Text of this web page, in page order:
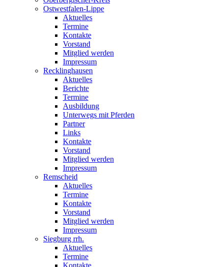
Ostwestfalen-Lippe
Aktuelles
Termine
Kontakte
Vorstand
Mitglied werden
Impressum
Recklinghausen
Aktuelles
Berichte
Termine
Ausbildung
Unterwegs mit Pferden
Partner
Links
Kontakte
Vorstand
Mitglied werden
Impressum
Remscheid
Aktuelles
Termine
Kontakte
Vorstand
Mitglied werden
Impressum
Siegburg rrh.
Aktuelles
Termine
Kontakte